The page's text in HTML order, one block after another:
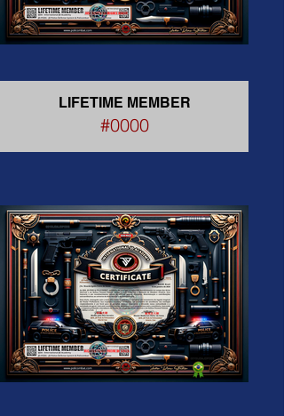
LIFETIME MEMBER
#0000